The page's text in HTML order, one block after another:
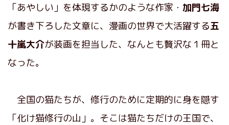
「あやしい」を体現するかのような作家・ 加門七海
が書き下ろした文章に、漫画の世界で大活躍する五
十嵐大介が装画を担当した、なんとも贅沢な１冊と
なった。
全国の猫たちが、修行のために定期的に身を隠す
「化け猫修行の山」。そこは猫たちだけの王国で、